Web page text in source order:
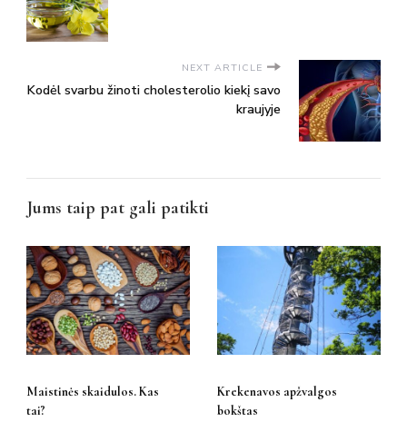
NEXT ARTICLE
Kodėl svarbu žinoti cholesterolio kiekį savo
kraujyje
Jums taip pat gali patikti
Maistinės skaidulos. Kas
tai?
Krekenavos apžvalgos
bokštas